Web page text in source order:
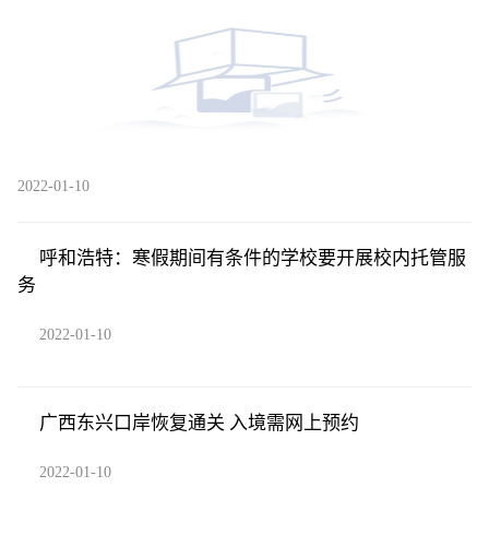
2022-01-10
呼和浩特：寒假期间有条件的学校要开展校内托管服
务
2022-01-10
广西东兴口岸恢复通关 入境需网上预约
2022-01-10